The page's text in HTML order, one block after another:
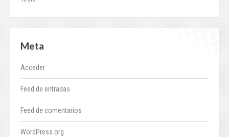
Meta
Acceder
Feed de entradas
Feed de comentarios
WordPress.org